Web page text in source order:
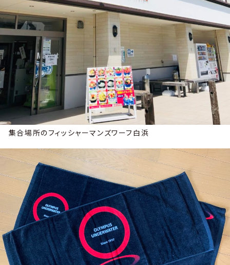
集合場所のフィッシャーマンズワーフ白浜